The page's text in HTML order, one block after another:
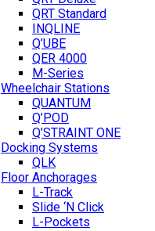
QRT Standard
INQLINE
Q’UBE
QER 4000
M-Series
Wheelchair Stations
QUANTUM
Q’POD
Q’STRAINT ONE
Docking Systems
QLK
Floor Anchorages
L-Track
Slide ‘N Click
L-Pockets